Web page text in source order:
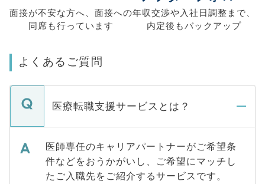
面接が不安な方へ、 面接への
同席も行っています
年収交渉や入社日調整まで、
内定後もバックアップ
よくあるご質問
医療転職支援サービスとは？
医師専任のキャリアパートナーがご希望条
件などをおうかがいし、ご希望にマッチし
たご入職先をご紹介するサービスです。